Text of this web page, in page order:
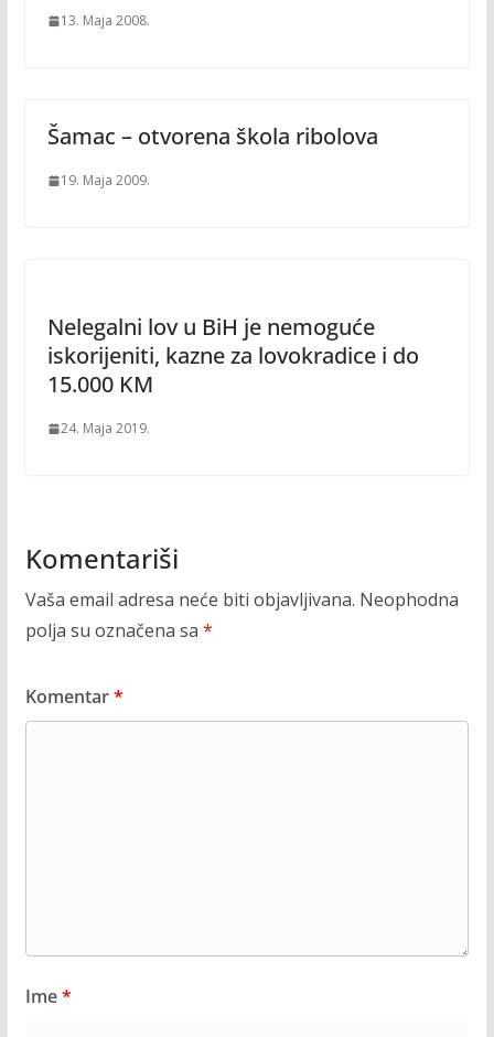
13. Maja 2008.
Šamac – otvorena škola ribolova
19. Maja 2009.
Nelegalni lov u BiH je nemoguće
iskorijeniti, kazne za lovokradice i do
15.000 KM
24. Maja 2019.
Komentariši
Vaša email adresa neće biti objavljivana. Neophodna
polja su označena sa *
Komentar*
Ime*